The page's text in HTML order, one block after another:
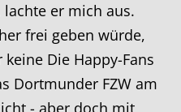
lachte er mich aus.
frei geben würde,
Die Happy-Fans
Dortmunder FZW am
- aber doch mit